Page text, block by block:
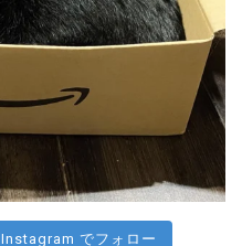
Instagram でフォロー